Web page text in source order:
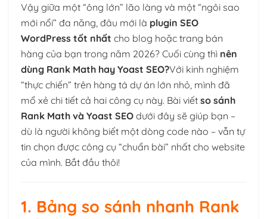
Vậy giữa một “ông lớn” lão làng và một “ngôi sao
mới nổi” đa năng, đâu mới là plugin SEO
WordPress tốt nhất cho blog hoặc trang bán
hàng của bạn trong năm 2026? Cuối cùng thì nên
dùng Rank Math hay Yoast SEO?Với kinh nghiệm
“thực chiến” trên hàng tá dự án lớn nhỏ, mình đã
mổ xẻ chi tiết cả hai công cụ này. Bài viết so sánh
Rank Math và Yoast SEO dưới đây sẽ giúp bạn –
dù là người không biết một dòng code nào – vẫn tự
tin chọn được công cụ “chuẩn bài” nhất cho website
của mình. Bắt đầu thôi!
1. Bảng so sánh nhanh Rank